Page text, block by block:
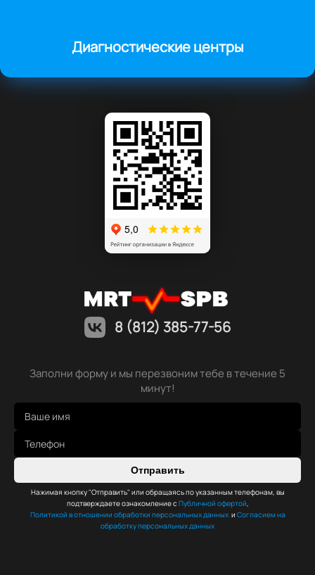
Диагностические центры
8 (812) 385-77-56
Заполни форму и мы перезвоним тебе в течение 5
минут!
Отправить
Нажимая кнопку "Отправить" или обращаясь по указанным телефонам, вы
подтверждаете ознакомление с Публичной офертой,
Политикой в отношении обработки персональных данных и Согласием на
обработку персональных данных